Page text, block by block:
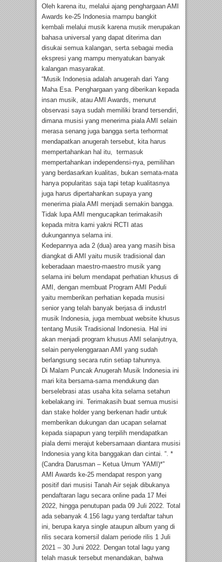
Oleh karena itu, melalui ajang penghargaan AMI
Awards ke-25 Indonesia mampu bangkit
kembali melalui musik karena musik merupakan
bahasa universal yang dapat diterima dan
disukai semua kalangan, serta sebagai media
ekspresi yang mampu menyatukan banyak
kalangan masyarakat.
“Musik Indonesia adalah anugerah dari Yang
Maha Esa. Penghargaan yang diberikan kepada
insan musik, atau AMI Awards, menurut
observasi saya sudah memiliki brand tersendiri,
dimana musisi yang menerima piala AMI selain
merasa senang juga bangga serta terhormat
mendapatkan anugerah tersebut, kita harus
mempertahankan hal itu, termasuk
mempertahankan independensi-nya, pemilihan
yang berdasarkan kualitas, bukan semata-mata
hanya popularitas saja tapi tetap kualitasnya
juga harus dipertahankan supaya yang
menerima piala AMI menjadi semakin bangga.
Tidak lupa AMI mengucapkan terimakasih
kepada mitra kami yakni RCTI atas
dukungannya selama ini.
Kedepannya ada 2 (dua) area yang masih bisa
diangkat di AMI yaitu musik tradisional dan
keberadaan maestro-maestro musik yang
selama ini belum mendapat perhatian khusus di
AMI, dengan membuat Program AMI Peduli
yaitu memberikan perhatian kepada musisi
senior yang telah banyak berjasa di industrI
musik Indonesia, juga membuat website khusus
tentang Musik Tradisional Indonesia. Hal ini
akan menjadi program khusus AMI selanjutnya,
selain penyelenggaraan AMI yang sudah
berlangsung secara rutin setiap tahunnya.
Di Malam Puncak Anugerah Musik Indonesia ini
mari kita bersama-sama mendukung dan
berselebrasi atas usaha kita selama setahun
kebelakang ini. Terimakasih buat semua musisi
dan stake holder yang berkenan hadir untuk
memberikan dukungan dan ucapan selamat
kepada siapapun yang terpilih mendapatkan
piala demi merajut kebersamaan diantara musisi
Indonesia yang kita banggakan dan cintai. “. *
(Candra Darusman – Ketua Umum YAMI)*”
AMI Awards ke-25 mendapat respon yang
positif dari musisi Tanah Air sejak dibukanya
pendaftaran lagu secara online pada 17 Mei
2022, hingga penutupan pada 09 Juli 2022. Total
ada sebanyak 4.156 lagu yang terdaftar tahun
ini, berupa karya single ataupun album yang di
rilis secara komersil dalam periode rilis 1 Juli
2021 – 30 Juni 2022. Dengan total lagu yang
telah masuk tersebut menandakan, bahwa